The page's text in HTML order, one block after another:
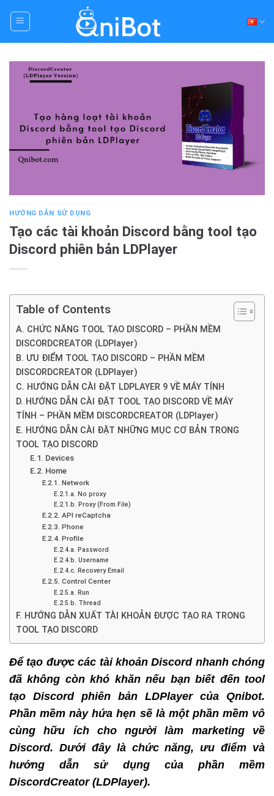
HƯỚNG DẪN SỬ DỤNG
Tạo các tài khoản Discord bằng tool tạo
Discord phiên bản LDPlayer
Table of Contents
A. CHỨC NĂNG TOOL TẠO DISCORD – PHẦN MỀM
DISCORDCREATOR (LDPlayer)
B. ƯU ĐIỂM TOOL TẠO DISCORD – PHẦN MỀM
DISCORDCREATOR (LDPlayer)
C. HƯỚNG DẪN CÀI ĐẶT LDPLAYER 9 VỀ MÁY TÍNH
D. HƯỚNG DẪN CÀI ĐẶT TOOL TẠO DISCORD VỀ MÁY
TÍNH – PHẦN MỀM DISCORDCREATOR (LDPlayer)
E. HƯỚNG DẪN CÀI ĐẶT NHỮNG MỤC CƠ BẢN TRONG
TOOL TẠO DISCORD
E.1. Devices
E.2. Home
E.2.1. Network
E.2.1.a. No proxy
E.2.1.b. Proxy (From File)
E.2.2. API reCaptcha
E.2.3. Phone
E.2.4. Profile
E.2.4.a. Password
E.2.4.b. Username
E.2.4.c. Recovery Email
E.2.5. Control Center
E.2.5.a. Run
E.2.5.b. Thread
F. HƯỚNG DẪN XUẤT TÀI KHOẢN ĐƯỢC TẠO RA TRONG
TOOL TẠO DISCORD
Để tạo được các tài khoản Discord nhanh chóng
đã không còn khó khăn nếu bạn biết đến tool
tạo Discord phiên bản LDPlayer của Qnibot.
Phần mềm này hứa hẹn sẽ là một phần mềm vô
cùng hữu ích cho người làm marketing về
Discord. Dưới đây là chức năng, ưu điểm và
hướng dẫn sử dụng của phần mềm
DiscordCreator (LDPlayer).